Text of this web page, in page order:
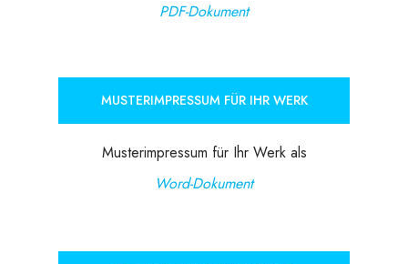
PDF-Dokument
MUSTERIMPRESSUM FÜR IHR WERK
Musterimpressum für Ihr Werk als
Word-Dokument